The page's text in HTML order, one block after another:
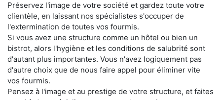
Préservez l'image de votre société et gardez toute votre
clientèle, en laissant nos spécialistes s'occuper de
l'extermination de toutes vos fourmis.
Si vous avez une structure comme un hôtel ou bien un
bistrot, alors l'hygiène et les conditions de salubrité sont
d'autant plus importantes. Vous n'avez logiquement pas
d'autre choix que de nous faire appel pour éliminer vite
vos fourmis.
Pensez à l'image et au prestige de votre structure, et faites